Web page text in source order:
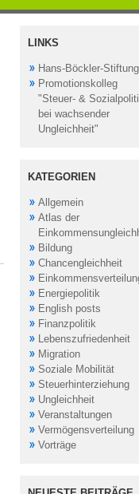
LINKS
Hans-Böckler-Stiftung
Promotionskolleg
"Steuer- &
bei wachsender
Ungleichheit"
KATEGORIEN
Allgemein
Atlas der
Bildung
Chancengleichheit
Energiepolitik
English posts
Finanzpolitik
Lebenszufriedenheit
Migration
Soziale Mobilität
Steuerhinterziehung
Ungleichheit
Veranstaltungen
Vermögensverteilung
Vorträge